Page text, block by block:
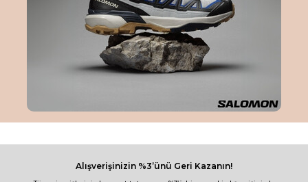
Minik
Adımlar
30 31 32 33
36 37 38 39 40
44 45 46 47 48
Alışverişinizin %3’ünü Geri Kazanın!